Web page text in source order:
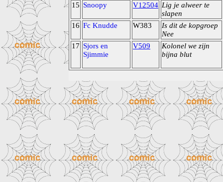
15 Snoopy V12504 Lig je alweer te
slapen
16 Fc Knudde W383
Is dit de kopgroep
Nee
17 Sjors en
Sjimmie
V509
Kolonel we zijn
bijna blut